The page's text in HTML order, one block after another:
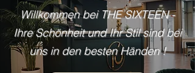
Willkommen bei THE SIXTEEN -
Ihre Schönheit und Ihr Stil sind bei
uns in den besten Händen !